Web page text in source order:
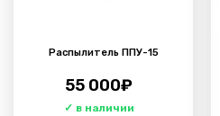
Распылитель ППУ-15
55 000₽